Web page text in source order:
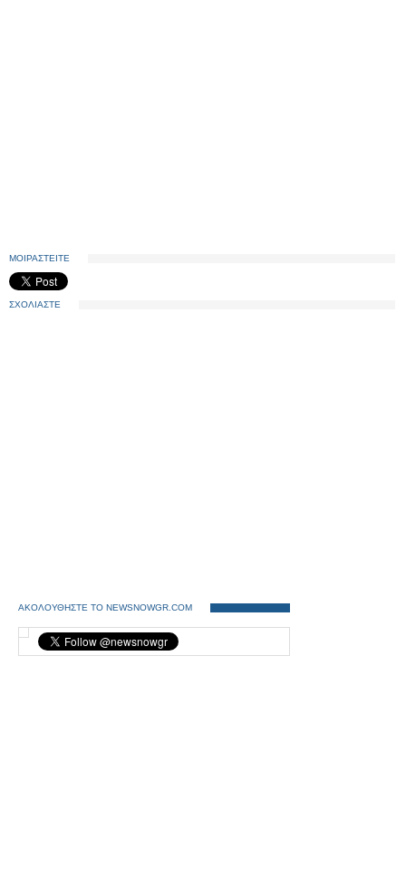
ΜΟΙΡΑΣΤΕΙΤΕ
ΣΧΟΛΙΑΣΤΕ
ΑΚΟΛΟΥΘΗΣΤΕ ΤΟ NEWSNOWGR.COM